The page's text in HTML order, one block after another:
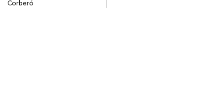
Corberó